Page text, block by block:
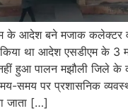
के आदेश बने मजाक कलेक्टर
किया था आदेश एसडीएम के
नहीं हुआ पालन मझौली जिले
समय पर प्रशासनिक
जाता […]